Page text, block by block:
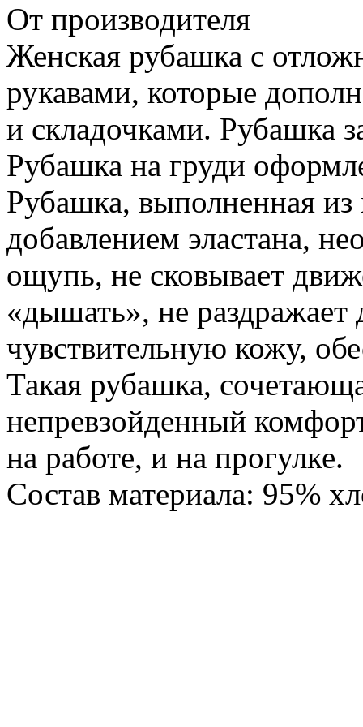
От производителя
Женская рубашка с
рукавами, которые
и складочками. Рубашка
Рубашка на груди
Рубашка, выполненная
добавлением эластана,
ощупь, не сковывает
«дышать», не
чувствительную кожу,
Такая рубашка,
непревзойденный
на работе, и на прогулке.
Состав материала: 95%